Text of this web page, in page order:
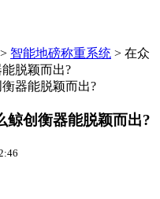
> 智能地磅称重系统 > 在众
脱颖而出?
器能脱颖而出?
鲸创衡器能脱颖而出?